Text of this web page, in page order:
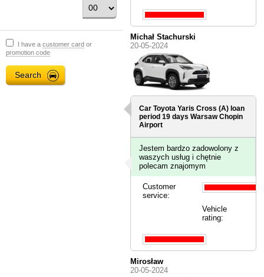
I have a customer card or
promotion code
Michał Stachurski
20-05-2024
Car Toyota Yaris Cross (A) loan
period 19 daysWarsaw Chopin
Airport
Jestem bardzo zadowolony z
waszych usług i chętnie
polecam znajomym
Customer
service:
Vehicle
rating:
Mirosław
20-05-2024